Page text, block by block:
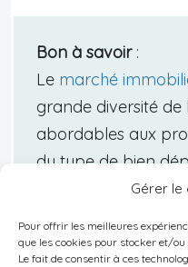
Gérer le
Pour offrir les meilleures
que les cookies pour stocker et/
Le fait de consentir à ces
Bon à savoir:
Le marché
grande diversité de
abordables aux
du type de bien
de vos objectifs